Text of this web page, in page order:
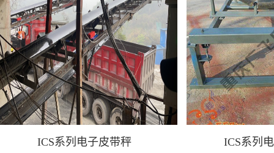
ICS系列电子皮带秤 ICS系列